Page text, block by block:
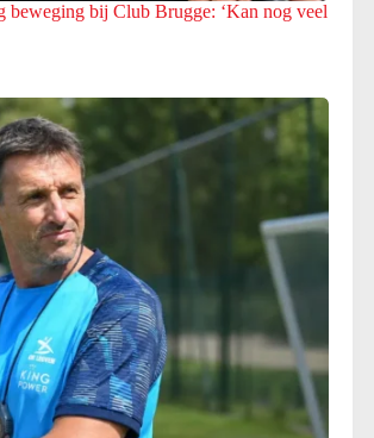
beweging bij Club Brugge: ‘Kan nog veel